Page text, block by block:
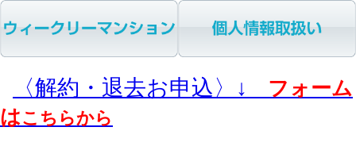
〈解約・退去お申込〉↓
フォーム
はこちらから